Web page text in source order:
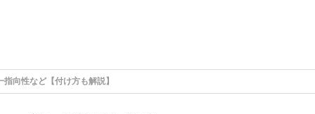
向性など【付け方も解説】